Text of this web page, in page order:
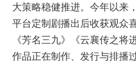
大策略稳健推进。今年以来
平台定制剧播出后收获观众
《芳名三九》《云襄传之将
作品正在制作、发行与排播